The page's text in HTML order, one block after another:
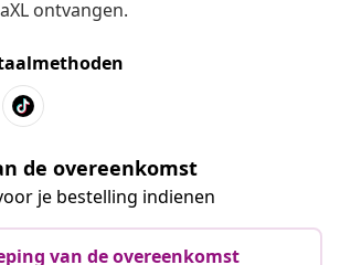
ontvangen.
de overeenkomst
je bestelling indienen
van de overeenkomst